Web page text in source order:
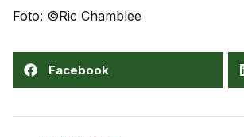
Foto: ©Ric Chamblee
Facebook